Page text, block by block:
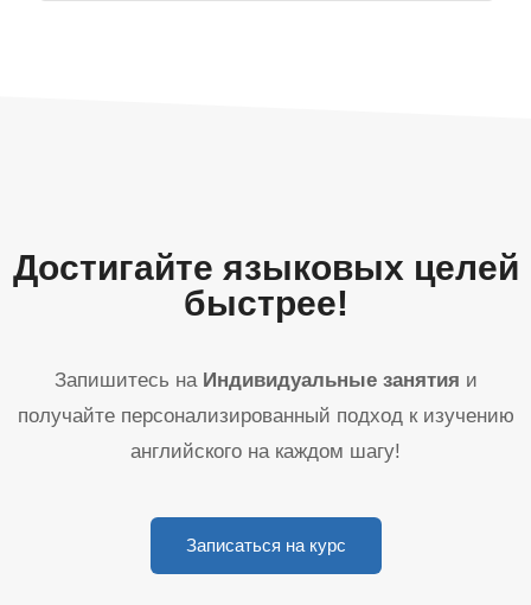
Достигайте языковых целей
быстрее!
Запишитесь на Индивидуальные занятия и
получайте персонализированный подход к изучению
английского на каждом шагу!
Записаться на курс